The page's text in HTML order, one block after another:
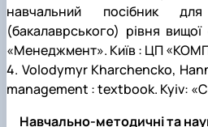
навчальний посібник
(бакалаврського) рівня вищої
«Менеджмент». Київ : ЦП
4. Volodymyr Kharchencko,
management : textbook. Kyiv:
Навчально-методичні та